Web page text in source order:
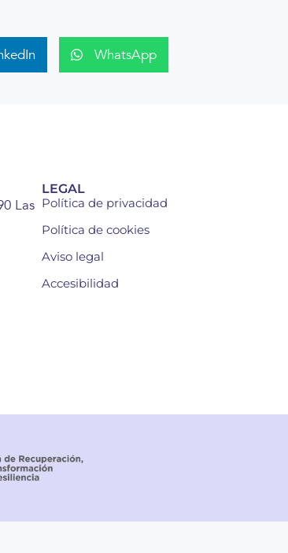
WhatsApp
Las
LEGAL
Política de privacidad
Política de cookies
Aviso legal
Accesibilidad